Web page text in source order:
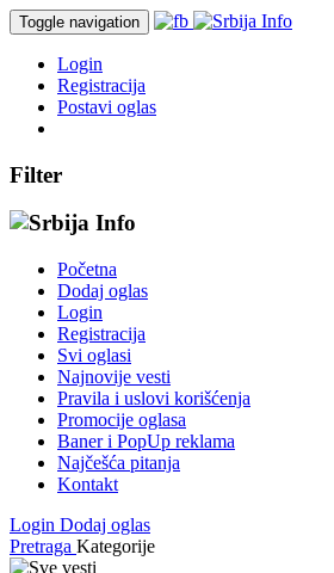
Toggle navigation
Login
Registracija
Postavi oglas
Filter
Početna
Dodaj oglas
Login
Registracija
Svi oglasi
Najnovije vesti
Pravila i uslovi korišćenja
Promocije oglasa
Baner i PopUp reklama
Najčešća pitanja
Kontakt
Login Dodaj oglas
Pretraga Kategorije